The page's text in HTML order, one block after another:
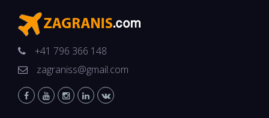
+41 796 366 148
zagraniss@gmail.com